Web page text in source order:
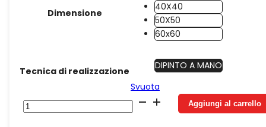
Dimensione
40X40
50X50
60x60
Tecnica di realizzazione
DIPINTO A MANO
Svuota
5
tele
Aggiungi al carrello